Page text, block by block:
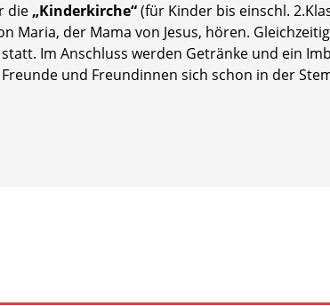
die „Kinderkirche“(für Kinder bis einschl.
Maria, der Mama von Jesus, hören.
Im Anschluss werden Getränke und ein
und Freundinnen sich schon in der